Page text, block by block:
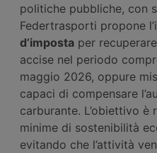
politiche pubbliche, con
Federtrasporti propone
d’imposta per
accise nel periodo
maggio 2026, oppure
capaci di compensare
carburante. L’obiettivo
minime di sostenibilità
evitando che l’attività